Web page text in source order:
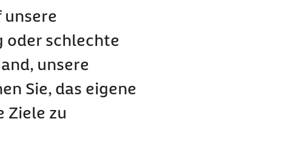
oder schlechte
unsere
Sie, das eigene
Ziele zu